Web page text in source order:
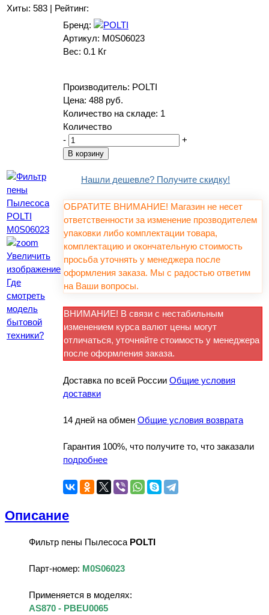
Хиты: 583 | Рейтинг:
Увеличить
изображение
Где
смотреть
модель
бытовой
техники?
Бренд:
Артикул: M0S06023
Вес: 0.1 Кг
Производитель: POLTI
Цена: 488 руб.
Количество на складе: 1
Количество
-
+
Нашли дешевле? Получите скидку!
ОБРАТИТЕ ВНИМАНИЕ! Магазин не несет
ответственности за изменение прозводителем
упаковки либо комплектации товара,
комплектацию и окончательную стоимость
просьба уточнять у менеджера после
оформления заказа. Мы с радостью ответим
на Ваши вопросы.
ВНИМАНИЕ! В связи с нестабильным
изменением курса валют цены могут
отличаться, уточняйте стоимость у менеджера
после оформления заказа.
Доставка по всей России Общие условия
доставки
14 дней на обмен Общие условия возврата
Гарантия 100%, что получите то, что заказали
подробнее
Описание
Фильтр пены Пылесоса POLTI
Парт-номер: M0S06023
Применяется в моделях:
AS870 - PBEU0065